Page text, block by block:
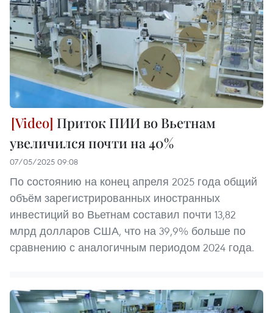
Приток ПИИ во Вьетнам
увеличился почти на 40%
07/05/2025 09:08
По состоянию на конец апреля 2025 года общий
объём зарегистрированных иностранных
инвестиций во Вьетнам составил почти 13,82
млрд долларов США, что на 39,9% больше по
сравнению с аналогичным периодом 2024 года.